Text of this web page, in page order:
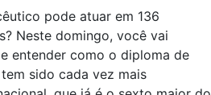
pode atuar em 136
Neste domingo, você vai
entender como o diploma de
sido cada vez mais